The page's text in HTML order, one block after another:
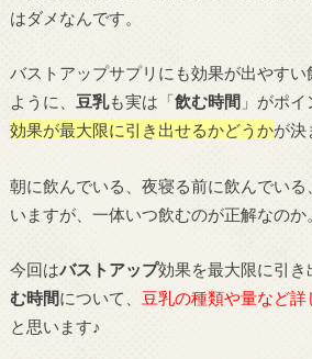
はダメなんです。
バストアップサプリにも効果が出やす
ように、 豆乳も実は「飲む時間」がポイ
効果が最大限に引き出せるかどうかが決
朝に飲んでいる、夜寝る前に飲んでい
いますが、一体いつ飲むのが正解なのか。
今回はバストアップ効果を最大限に引き
む時間について、 豆乳の種類や量など詳
と思います♪